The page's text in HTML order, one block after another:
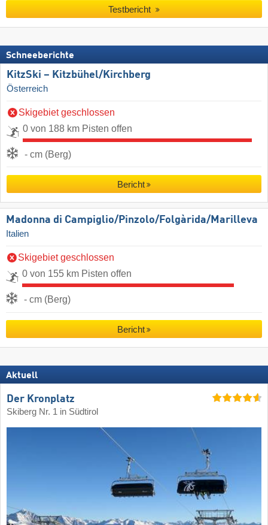
Testbericht
Schneeberichte
KitzSki – Kitzbühel/​Kirchberg
Österreich
Skigebiet geschlossen
0 von 188 km Pisten offen
- cm (Berg)
Bericht
Madonna di Campiglio/​Pinzolo/​Folgàrida/​Marilleva
Italien
Skigebiet geschlossen
0 von 155 km Pisten offen
- cm (Berg)
Bericht
Aktuell
Der Kronplatz
Skiberg Nr. 1 in Südtirol